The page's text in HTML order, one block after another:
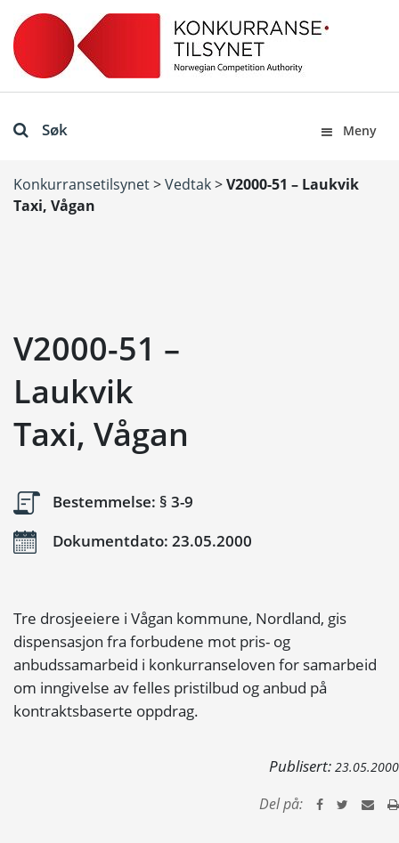
Søk Meny
Konkurransetilsynet>Vedtak>V2000-51 – Laukvik
Taxi, Vågan
V2000-51 –
Laukvik
Taxi, Vågan
Bestemmelse: § 3-9
Dokumentdato: 23.05.2000
Tre drosjeeiere i Vågan kommune, Nordland, gis
dispensasjon fra forbudene mot pris- og
anbudssamarbeid i konkurranseloven for samarbeid
om inngivelse av felles pristilbud og anbud på
kontraktsbaserte oppdrag.
Publisert: 23.05.2000
Del på: